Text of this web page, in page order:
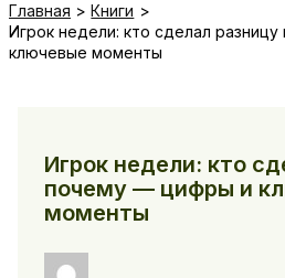
Главная
Книги
Игрок недели: кто сделал
ключевые моменты
Игрок недели: кто
почему — цифры и
моменты